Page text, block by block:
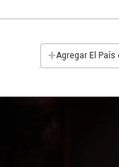
+Agregar El País